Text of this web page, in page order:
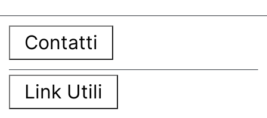
Contatti
Link Utili